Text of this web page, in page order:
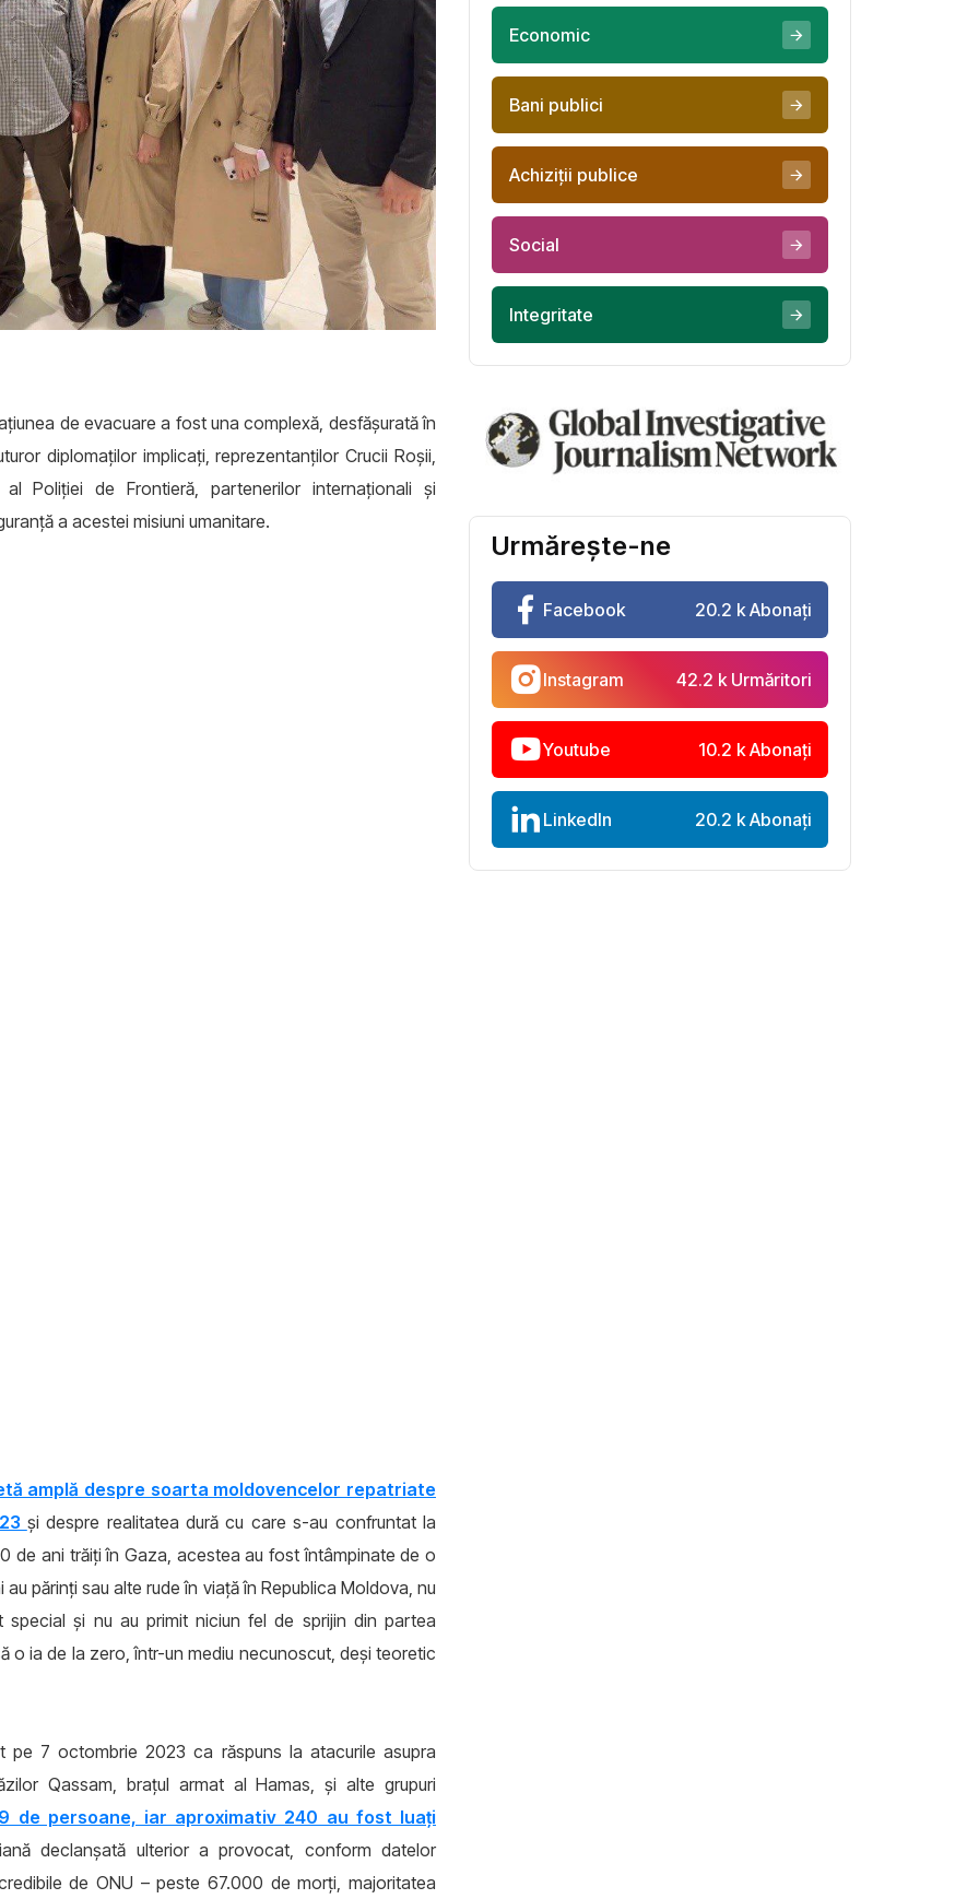
de evacuare a fost una complexă, desfășurată în
diplomaților implicați, reprezentanților Crucii Roșii,
al Poliției de Frontieră, partenerilor internaționali și
a acestei misiuni umanitare.
amplă despre soarta moldovencelor repatriate
și despre realitatea dură cu care s-au confruntat la
de ani trăiți în Gaza, acestea au fost întâmpinate de o
au părinți sau alte rude în viață în Republica Moldova, nu
special și nu au primit niciun fel de sprijin din partea
o ia de la zero, într-un mediu necunoscut, deși teoretic
pe 7 octombrie 2023 ca răspuns la atacurile asupra
Qassam, brațul armat al Hamas, și alte grupuri
de persoane, iar aproximativ 240 au fost luați
declanșată ulterior a provocat, conform datelor
de ONU – peste 67.000 de morți, majoritatea
Economic
Bani publici
Achiziţii publice
Social
Integritate
Urmărește-ne
Facebook 20.2 k Abonați
Instagram 42.2 k Urmăritori
Youtube 10.2 k Abonați
LinkedIn 20.2 k Abonați